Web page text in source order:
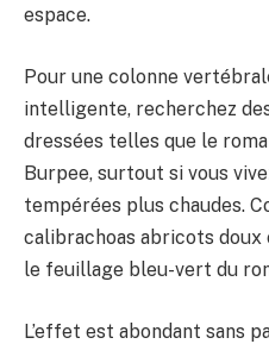
espace.
Pour une colonne
intelligente, recherchez
dressées telles que le
Burpee, surtout si vous
tempérées plus chaudes.
calibrachoas abricots doux
le feuillage bleu-vert du
L’effet est abondant sans